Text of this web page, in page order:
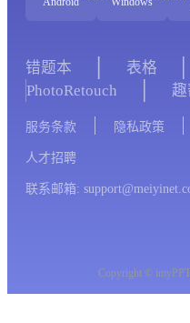
错题本 表格
PhotoRetouch
趣
服务条款 隐私政策
人才招聘
联系邮箱:
Copyright © imyPPT